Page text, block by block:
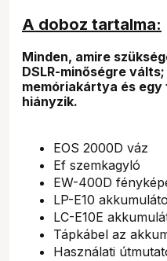
A doboz tartalma:
Minden, amire
DSLR-minőségre
memóriakártya és
hiányzik.
EOS 2000D váz
Ef szemkagyló
EW-400D
LP-E10
LC-E10E
Tápkábel az
Használati